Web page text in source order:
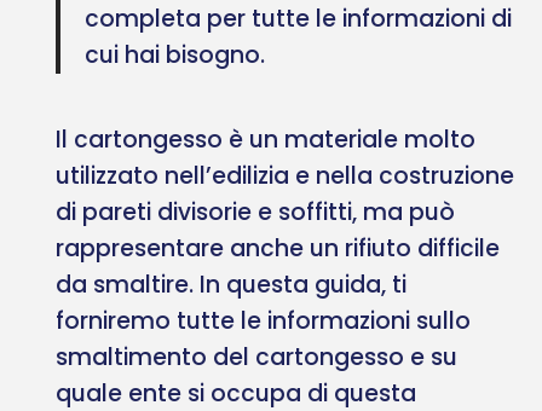
completa per tutte le informazioni di
cui hai bisogno.
Il cartongesso è un materiale molto
utilizzato nell’edilizia e nella costruzione
di pareti divisorie e soffitti, ma può
rappresentare anche un rifiuto difficile
da smaltire. In questa guida, ti
forniremo tutte le informazioni sullo
smaltimento del cartongesso e su
quale ente si occupa di questa